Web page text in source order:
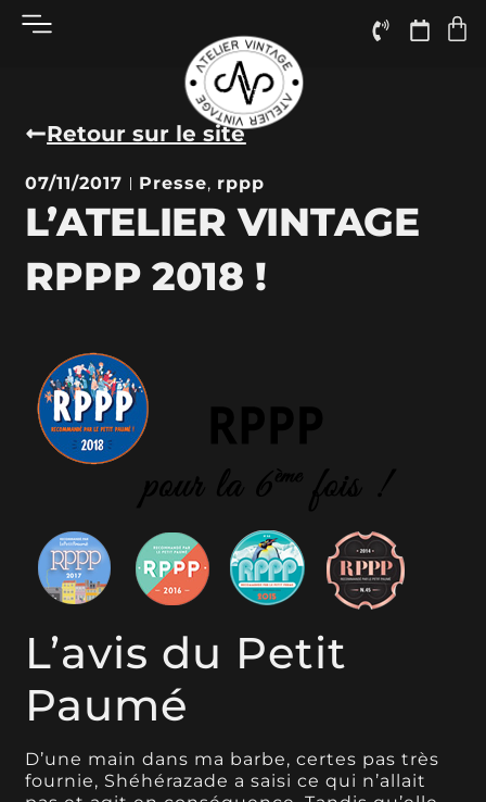
Retour sur le site
07/11/2017 Presse, rppp
L’ATELIER VINTAGE
RPPP 2018 !
L’avis du Petit
Paumé
D’une main dans ma barbe, certes pas très
fournie, Shéhérazade a saisi ce qui n’allait